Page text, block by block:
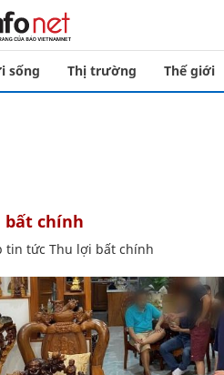
sống Thị trường Thế giới
bất chính
tin tức Thu lợi bất chính